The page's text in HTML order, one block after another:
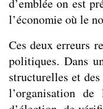
d’emblée on est
l’économie où le
Ces deux erreurs
politiques. Dans
structurelles et
l’organisation